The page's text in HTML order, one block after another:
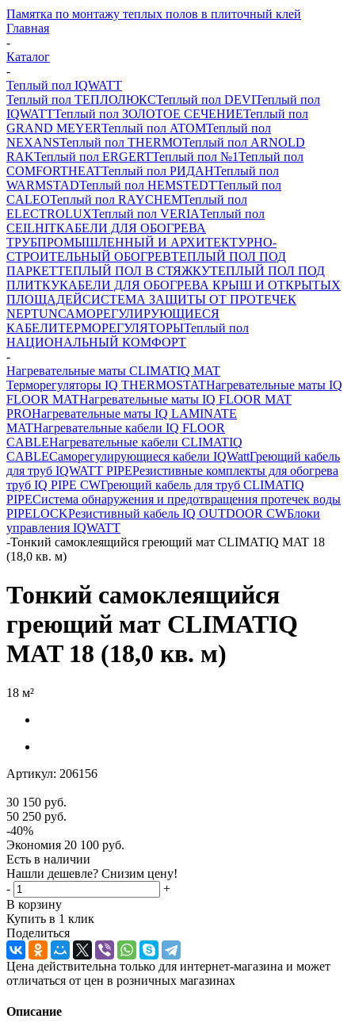
Памятка по монтажу теплых полов в плиточный клей
Главная
-
Каталог
-
Теплый пол IQWATT
Теплый пол ТЕПЛОЛЮКСТеплый пол DEVIТеплый пол
IQWATTТеплый пол ЗОЛОТОЕ СЕЧЕНИЕТеплый пол
GRAND MEYERТеплый пол ATOMТеплый пол
NEXANSТеплый пол THERMOТеплый пол ARNOLD
RAKТеплый пол ERGERTТеплый пол №1Теплый пол
COMFORTHEATТеплый пол РИДАНТеплый пол
WARMSTADТеплый пол HEMSTEDTТеплый пол
CALEOТеплый пол RAYCHEMТеплый пол
ELECTROLUXТеплый пол VERIAТеплый пол
CEILHITКАБЕЛИ ДЛЯ ОБОГРЕВА
ТРУБПРОМЫШЛЕННЫЙ И АРХИТЕКТУРНО-
СТРОИТЕЛЬНЫЙ ОБОГРЕВТЕПЛЫЙ ПОЛ ПОД
ПАРКЕТТЕПЛЫЙ ПОЛ В СТЯЖКУТЕПЛЫЙ ПОЛ ПОД
ПЛИТКУКАБЕЛИ ДЛЯ ОБОГРЕВА КРЫШ И ОТКРЫТЫХ
ПЛОЩАДЕЙСИСТЕМА ЗАЩИТЫ ОТ ПРОТЕЧЕК
NEPTUNСАМОРЕГУЛИРУЮЩИЕСЯ
КАБЕЛИТЕРМОРЕГУЛЯТОРЫТеплый пол
НАЦИОНАЛЬНЫЙ КОМФОРТ
-
Нагревательные маты CLIMATIQ MAT
Терморегуляторы IQ THERMOSTATНагревательные маты IQ
FLOOR MATНагревательные маты IQ FLOOR MAT
PROНагревательные маты IQ LAMINATE
MATНагревательные кабели IQ FLOOR
CABLEНагревательные кабели CLIMATIQ
CABLEСаморегулирующиеся кабели IQWattГреющий кабель
для труб IQWATT PIPEРезистивные комплекты для обогрева
труб IQ PIPE CWГреющий кабель для труб CLIMATIQ
PIPEСистема обнаружения и предотвращения протечек воды
PIPELOCKРезистивный кабель IQ OUTDOOR CWБлоки
управления IQWATT
-Тонкий самоклеящийся греющий мат CLIMATIQ MAT 18
(18,0 кв. м)
Тонкий самоклеящийся
греющий мат CLIMATIQ
MAT 18 (18,0 кв. м)
18 м²
Артикул: 206156
30 150 руб.
50 250 руб.
-40%
Экономия 20 100 руб.
Есть в наличии
Нашли дешевле? Снизим цену!
-
+
В корзину
Купить в 1 клик
Поделиться
Цена действительна только для интернет-магазина и может
отличаться от цен в розничных магазинах
Описание